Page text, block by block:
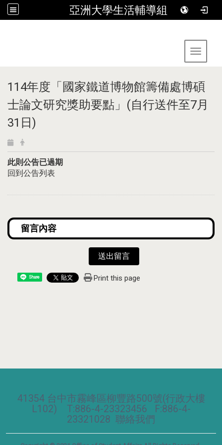
亞洲大學生活輔導組
Toggle
114年度「國家鐵道博物館籌備處博碩
士論文研究獎助要點」(自行送件至7月
31日)
此則公告已過期
回到公告列表
送出留言
Share Print this page
41354 台中市霧峰區柳豐路500號(行政大樓
L102) T:886-4-23323456 F:886-4-
23321028 聯絡我們